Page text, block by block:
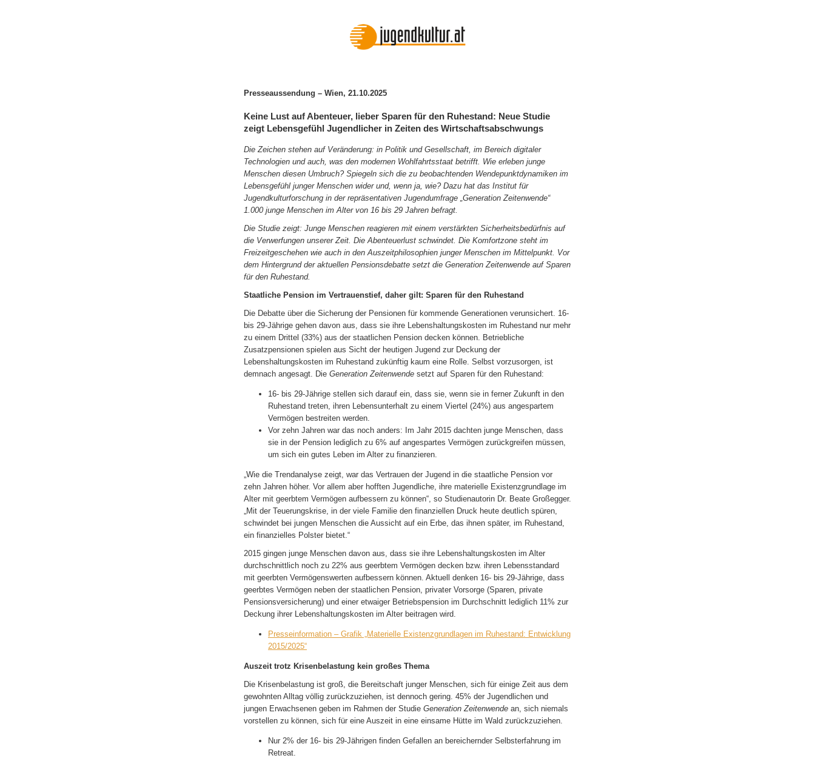
Presseaussendung – Wien, 21.10.2025
Keine Lust auf Abenteuer, lieber Sparen für den Ruhestand: Neue Studie
zeigt Lebensgefühl Jugendlicher in Zeiten des Wirtschaftsabschwungs
Die Zeichen stehen auf Veränderung: in Politik und Gesellschaft, im Bereich digitaler
Technologien und auch, was den modernen Wohlfahrtsstaat betrifft. Wie erleben junge
Menschen diesen Umbruch? Spiegeln sich die zu beobachtenden Wendepunktdynamiken im
Lebensgefühl junger Menschen wider und, wenn ja, wie? Dazu hat das Institut für
Jugendkulturforschung in der repräsentativen Jugendumfrage „Generation Zeitenwende“
1.000 junge Menschen im Alter von 16 bis 29 Jahren befragt.
Die Studie zeigt: Junge Menschen reagieren mit einem verstärkten Sicherheitsbedürfnis auf
die Verwerfungen unserer Zeit. Die Abenteuerlust schwindet. Die Komfortzone steht im
Freizeitgeschehen wie auch in den Auszeitphilosophien junger Menschen im Mittelpunkt. Vor
dem Hintergrund der aktuellen Pensionsdebatte setzt die Generation Zeitenwende auf Sparen
für den Ruhestand.
Staatliche Pension im Vertrauenstief, daher gilt: Sparen für den Ruhestand
Die Debatte über die Sicherung der Pensionen für kommende Generationen verunsichert. 16-
bis 29-Jährige gehen davon aus, dass sie ihre Lebenshaltungskosten im Ruhestand nur mehr
zu einem Drittel (33%) aus der staatlichen Pension decken können. Betriebliche
Zusatzpensionen spielen aus Sicht der heutigen Jugend zur Deckung der
Lebenshaltungskosten im Ruhestand zukünftig kaum eine Rolle. Selbst vorzusorgen, ist
demnach angesagt. Die Generation Zeitenwende setzt auf Sparen für den Ruhestand:
16- bis 29-Jährige stellen sich darauf ein, dass sie, wenn sie in ferner Zukunft in den
Ruhestand treten, ihren Lebensunterhalt zu einem Viertel (24%) aus angespartem
Vermögen bestreiten werden.
Vor zehn Jahren war das noch anders: Im Jahr 2015 dachten junge Menschen, dass
sie in der Pension lediglich zu 6% auf angespartes Vermögen zurückgreifen müssen,
um sich ein gutes Leben im Alter zu finanzieren.
„Wie die Trendanalyse zeigt, war das Vertrauen der Jugend in die staatliche Pension vor
zehn Jahren höher. Vor allem aber hofften Jugendliche, ihre materielle Existenzgrundlage im
Alter mit geerbtem Vermögen aufbessern zu können“, so Studienautorin Dr. Beate Großegger.
„Mit der Teuerungskrise, in der viele Familie den finanziellen Druck heute deutlich spüren,
schwindet bei jungen Menschen die Aussicht auf ein Erbe, das ihnen später, im Ruhestand,
ein finanzielles Polster bietet.“
2015 gingen junge Menschen davon aus, dass sie ihre Lebenshaltungskosten im Alter
durchschnittlich noch zu 22% aus geerbtem Vermögen decken bzw. ihren Lebensstandard
mit geerbten Vermögenswerten aufbessern können. Aktuell denken 16- bis 29-Jährige, dass
geerbtes Vermögen neben der staatlichen Pension, privater Vorsorge (Sparen, private
Pensionsversicherung) und einer etwaiger Betriebspension im Durchschnitt lediglich 11% zur
Deckung ihrer Lebenshaltungskosten im Alter beitragen wird.
Presseinformation – Grafik „Materielle Existenzgrundlagen im Ruhestand: Entwicklung
2015/2025“
Auszeit trotz Krisenbelastung kein großes Thema
Die Krisenbelastung ist groß, die Bereitschaft junger Menschen, sich für einige Zeit aus dem
gewohnten Alltag völlig zurückzuziehen, ist dennoch gering. 45% der Jugendlichen und
jungen Erwachsenen geben im Rahmen der Studie Generation Zeitenwende an, sich niemals
vorstellen zu können, sich für eine Auszeit in eine einsame Hütte im Wald zurückzuziehen.
Nur 2% der 16- bis 29-Jährigen finden Gefallen an bereichernder Selbsterfahrung im
Retreat.